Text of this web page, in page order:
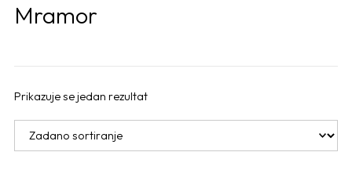
Mramor
Prikazuje se jedan rezultat